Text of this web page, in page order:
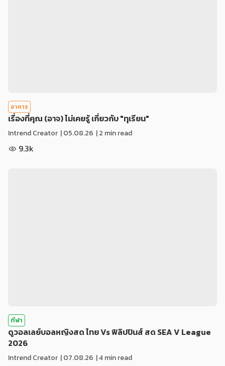
อาหาร
เรื่องที่คุณ (อาจ) ไม่เคยรู้ เกี่ยวกับ "ทุเรียน"
Intrend Creator |05.08.26 | 2 min read
9.3k
กีฬา
ดูวอลเลย์บอลหญิงสด ไทย Vs ฟิลิปปินส์ สด SEA V League
2026
Intrend Creator |07.08.26 | 4 min read